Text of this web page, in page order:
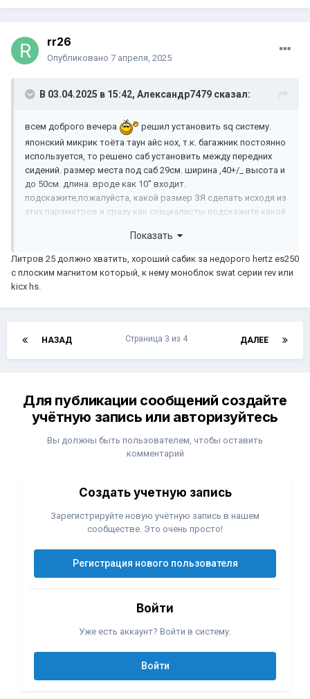
rr26
Опубликовано 7 апреля, 2025
В 03.04.2025 в 15:42, Александр7479 сказал:
всем доброго вечера
решил установить sq систему.
японский микрик тоёта таун айс нох, т.к. багажник постоянно
используется, то решено саб установить между передних
сидений. размер места под саб 29см. ширина ,40+/_ высота и
до 50см. длина. вроде как 10" входит.
подскажите,пожалуйста, какой размер ЗЯ сделать исходя из
этих параметров и сразу как специалисты подскажите какой
на фронт взял BLAM ES ДВУХПОЛОСНУЮ и в планах
докупить к нему проц.усилитель
Показать
Литров 25 должно хватить, хороший сабик за недорого hertz es250
с плоским магнитом который, к нему моноблок swat серии rev или
kicx hs.
НАЗАД ДАЛЕЕ
Страница 3 из 4
Для публикации сообщений создайте
учётную запись или авторизуйтесь
Вы должны быть пользователем, чтобы оставить
комментарий
Создать учетную запись
Зарегистрируйте новую учётную запись в нашем
сообществе. Это очень просто!
Регистрация нового пользователя
Войти
Уже есть аккаунт? Войти в систему.
Войти